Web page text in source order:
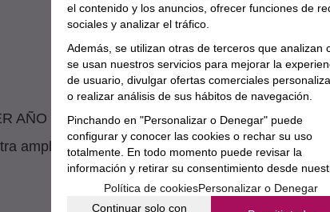
AÑO EN NUESTRO SERVICIO TÉCNICO
amplia selección de saxofones y encuentra el
el contenido y los anuncios, ofrecer funciones de
sociales y analizar el tráfico.
Además, se utilizan otras de terceros que analizan
se usan nuestros servicios para mejorar la
de usuario, divulgar ofertas comerciales
o realizar análisis de sus hábitos de navegación.
Pinchando en "Personalizar o Denegar" puede
configurar y conocer las cookies o rechar su uso
totalmente. En todo momento puede revisar la
información y retirar su consentimiento desde
sección de política de cookies.
Política de cookiesPersonalizar o Denegar
Continuar solo con